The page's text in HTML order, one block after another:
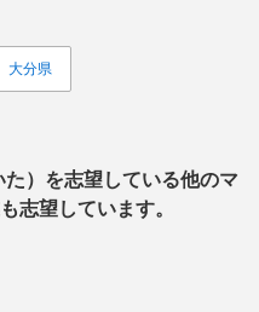
大分県
） を志望している他のマ
志望しています。